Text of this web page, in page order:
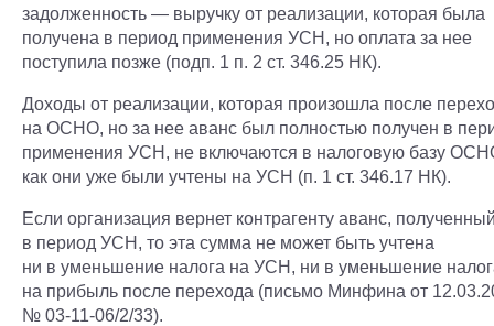
задолженность — выручку от реализации, которая была
получена в период применения УСН, но оплата за нее
поступила позже (подп. 1 п. 2 ст. 346.25 НК).
Доходы от реализации, которая произошла после
на ОСНО, но за нее аванс был полностью получен в
применения УСН, не включаются в налоговую базу
как они уже были учтены на УСН (п. 1 ст. 346.17 НК).
Если организация вернет контрагенту аванс,
в период УСН, то эта сумма не может быть учтена
ни в уменьшение налога на УСН, ни в уменьшение
на прибыль после перехода (письмо Минфина от
№ 03-11-06/2/33).